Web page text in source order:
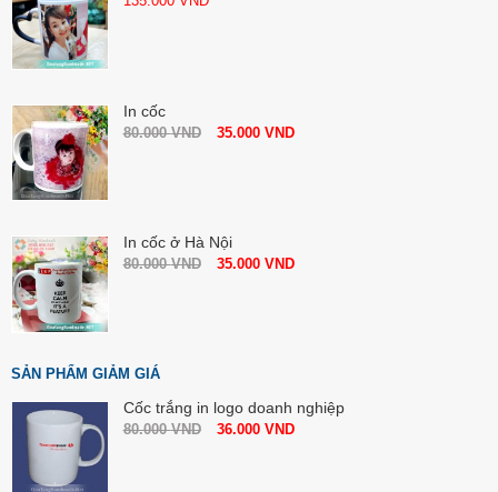
In cốc
80.000VND 35.000 VND
In cốc ở Hà Nội
80.000VND 35.000 VND
SẢN PHẨM GIẢM GIÁ
Cốc trắng in logo doanh nghiệp
80.000VND 36.000 VND